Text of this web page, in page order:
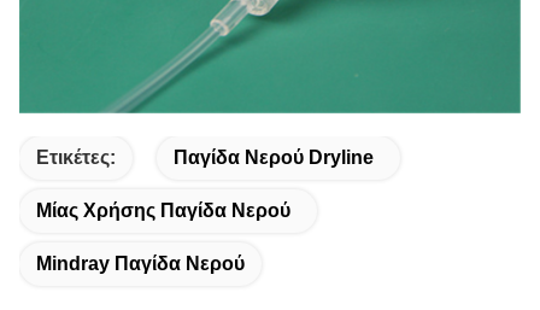
Ετικέτες: Παγίδα Νερού Dryline
Μίας Χρήσης Παγίδα Νερού
Mindray Παγίδα Νερού